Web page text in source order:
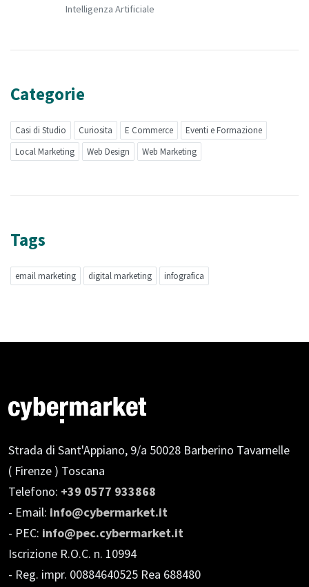
Intelligenza Artificiale
Categorie
Casi di Studio Curiosita E Commerce
Eventi e Formazione
Local Marketing
Web Design Web Marketing
Tags
email marketing digital marketing infografica
Strada di Sant'Appiano, 9/a 50028 Barberino Tavarnelle
( Firenze ) Toscana
Telefono: +39 0577 933868
- Email: info@cybermarket.it
- PEC: info@pec.cybermarket.it
Iscrizione R.O.C. n. 10994
- Reg. impr. 00884640525 Rea 688480